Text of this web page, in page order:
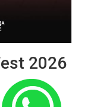
2026